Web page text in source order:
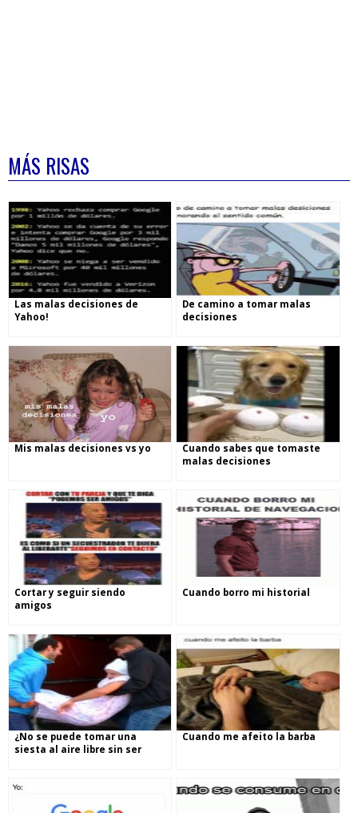
MÁS RISAS
Las malas decisiones de
Yahoo!
De camino a tomar malas
decisiones
Mis malas decisiones vs yo
Cuando sabes que tomaste
malas decisiones
Cortar y seguir siendo
amigos
Cuando borro mi historial
¿No se puede tomar una
siesta al aire libre sin ser
Cuando me afeito la barba